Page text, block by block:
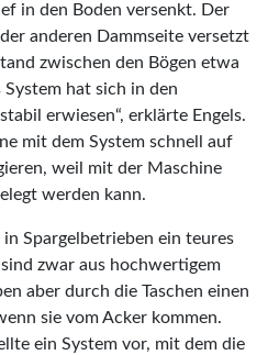
in den Boden versenkt. Der
anderen Dammseite versetzt
zwischen den Bögen etwa
System hat sich in den
erwiesen“, erklärte Engels.
mit dem System schnell auf
weil mit der Maschine
werden kann.
Spargelbetrieben ein teures
zwar aus hochwertigem
aber durch die Taschen einen
sie vom Acker kommen.
ein System vor, mit dem die